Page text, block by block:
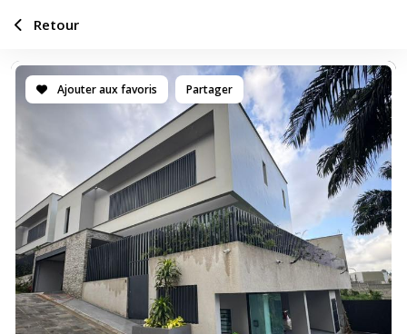
Ajouter aux favoris Partager
Retour